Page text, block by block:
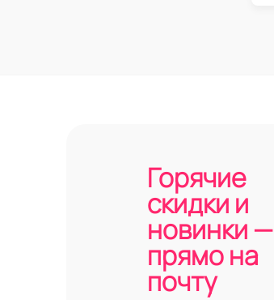
Горячие
скидки и
новинки —
прямо на
почту